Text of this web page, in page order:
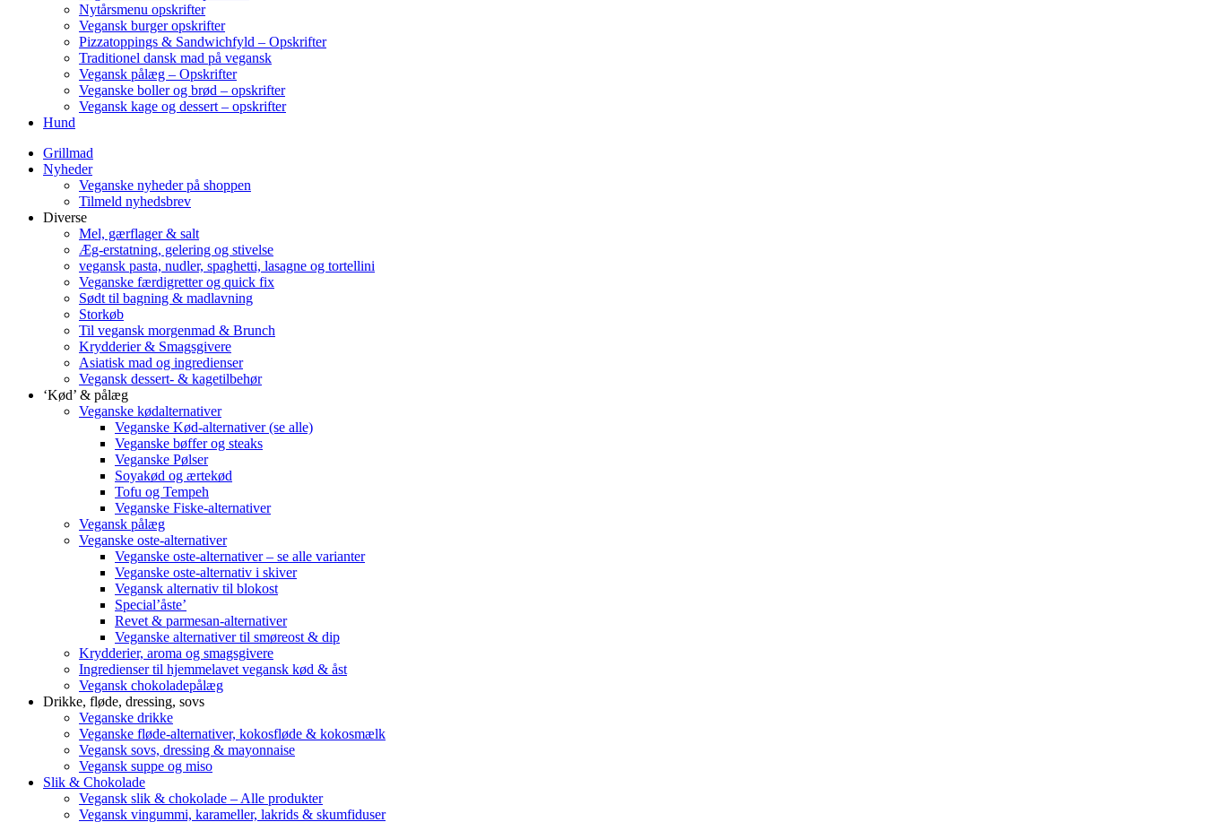
Nytårsmenu opskrifter
Vegansk burger opskrifter
Pizzatoppings & Sandwichfyld – Opskrifter
Traditionel dansk mad på vegansk
Vegansk pålæg – Opskrifter
Veganske boller og brød – opskrifter
Vegansk kage og dessert – opskrifter
Hund
Grillmad
Nyheder
Veganske nyheder på shoppen
Tilmeld nyhedsbrev
Diverse
Mel, gærflager & salt
Æg-erstatning, gelering og stivelse
vegansk pasta, nudler, spaghetti, lasagne og tortellini
Veganske færdigretter og quick fix
Sødt til bagning & madlavning
Storkøb
Til vegansk morgenmad & Brunch
Krydderier & Smagsgivere
Asiatisk mad og ingredienser
Vegansk dessert- & kagetilbehør
‘Kød’ & pålæg
Veganske kødalternativer
Veganske Kød-alternativer (se alle)
Veganske bøffer og steaks
Veganske Pølser
Soyakød og ærtekød
Tofu og Tempeh
Veganske Fiske-alternativer
Vegansk pålæg
Veganske oste-alternativer
Veganske oste-alternativer – se alle varianter
Veganske oste-alternativ i skiver
Vegansk alternativ til blokost
Special’åste’
Revet & parmesan-alternativer
Veganske alternativer til smøreost & dip
Krydderier, aroma og smagsgivere
Ingredienser til hjemmelavet vegansk kød & åst
Vegansk chokoladepålæg
Drikke, fløde, dressing, sovs
Veganske drikke
Veganske fløde-alternativer, kokosfløde & kokosmælk
Vegansk sovs, dressing & mayonnaise
Vegansk suppe og miso
Slik & Chokolade
Vegansk slik & chokolade – Alle produkter
Vegansk vingummi, karameller, lakrids & skumfiduser